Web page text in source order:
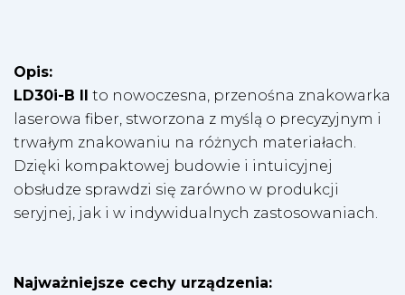
Opis:
LD30i-B II to nowoczesna, przenośna znakowarka
laserowa fiber, stworzona z myślą o precyzyjnym i
trwałym znakowaniu na różnych materiałach.
Dzięki kompaktowej budowie i intuicyjnej
obsłudze sprawdzi się zarówno w produkcji
seryjnej, jak i w indywidualnych zastosowaniach.
Najważniejsze cechy urządzenia: